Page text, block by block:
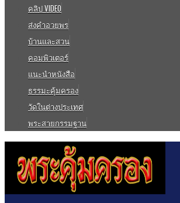
คลิป VIDEO
ส่งคำอวยพร
บ้านและสวน
คอมพิวเตอร์
แนะนำหนังสือ
ธรรมะคุ้มครอง
วัดในต่างประเทศ
พระสายกรรมฐาน